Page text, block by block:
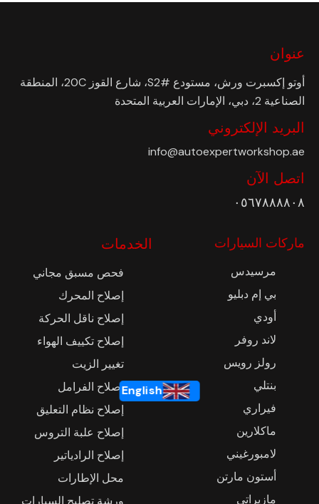
English
عنوان
أوتو إكسبرت ورش، مستودع #S2، شارع القوز 20C، المنطقة
الصناعية 2، دبي، الإمارات العربية المتحدة
البريد الإلكتروني
info@autoexpertworkshop.ae
اتصل الآن
٠٥٦٧٨٨٨٨٠٨
ماركات السيارات
مرسيدس
بي إم دبليو
أودي
لاند روفر
رولز رويس
بنتلي
فيراري
ماكلارين
لامبورغيني
أستون مارتن
مازيراتي
الخدمات
فحص مسبق مجاني
إصلاح المحرك
إصلاح ناقل الحركة
إصلاح تكييف الهواء
تغيير الزيت
إصلاح الفرامل
إصلاح نظام التعليق
إصلاح علبة التروس
إصلاح الرادياتير
محل الإطارات
ورشة تصليح السيارات